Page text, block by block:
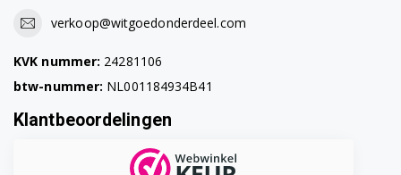
verkoop@witgoedonderdeel.com
KVK nummer: 24281106
btw-nummer: NL001184934B41
Klantbeoordelingen